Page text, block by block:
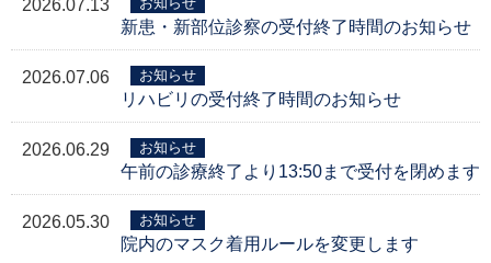
2026.07.13
新患・新部位診察の受付終了時間のお知らせ
2026.07.06 お知らせ
リハビリの受付終了時間のお知らせ
2026.06.29 お知らせ
午前の診療終了より13:50まで受付を閉めます
2026.05.30 お知らせ
院内のマスク着用ルールを変更します